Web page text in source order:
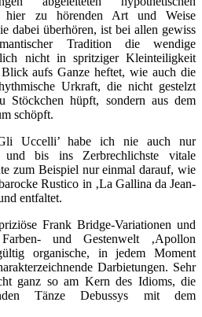
hier zu hörenden Art und Weise
dabei überhören, ist bei allen gewiss
Tradition die wendige
nicht in spritziger Kleinteiligkeit
aufs Ganze heftet, wie auch die
Urkraft, die nicht gestelzt
Stöckchen hüpft, sondern aus dem
schöpft.
Uccelli’ habe ich nie auch nur
und bis ins Zerbrechlichste vitale
zum Beispiel nur einmal darauf, wie
Rustico in ‚La Gallina da Jean-
entfaltet.
Frank Bridge-Variationen und
und Gestenwelt ‚Apollon
organische, in jedem Moment
Darbietungen. Sehr
ganz so am Kern des Idioms, die
Tänze Debussys mit dem